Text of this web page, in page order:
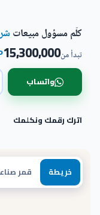
خريطة قمر
كلّم مسؤول مبيعات
تبدأ من15,300,000
واتساب
اترك رقمك ونكلمك